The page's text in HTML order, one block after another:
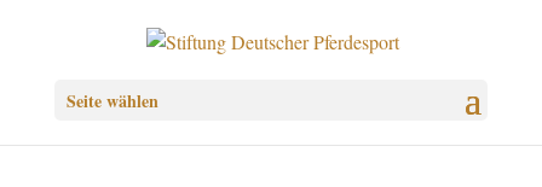
Seite wählen